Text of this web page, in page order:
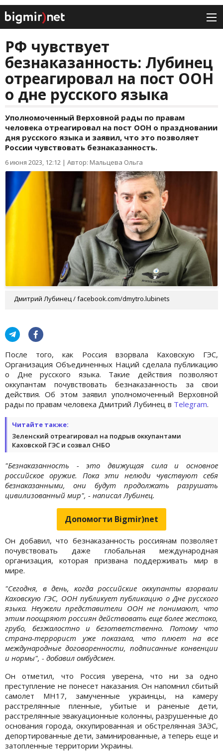
РФ чувствует
безнаказанность: Лубинец
отреагировал на пост ООН
о дне русского языка
Уполномоченный Верховной рады по правам
человека отреагировал на пост ООН о праздновании
дня русского языка и заявил, что это позволяет
России чувствовать безнаказанность.
6 июня 2023, 12:12 | Автор: Мальцева Ольга
Дмитрий Лубинец / facebook.com/dmytro.lubinets
После того, как Россия взорвала Каховскую ГЭС,
Организация Объединенных Наций сделала публикацию
о Дне русского языка. Такие действия позволяют
оккупантам почувствовать безнаказанность за свои
действия. Об этом заявил уполномоченный Верховной
рады по правам человека Дмитрий Лубинец в Telegram.
Читайте также:
Зеленский отреагировал на подрыв оккупантами
Каховской ГЭС и созвал СНБО
"Безнаказанность - это движущая сила и основное
российское оружие. Пока эти нелюди чувствуют себя
безнаказанными, они будут продолжать разрушать
цивилизованный мир", - написал Лубинец.
Допомогти Bigmir)net
Он добавил, что безнаказанность россиянам позволяет
почувствовать даже глобальная международная
организация, которая призвана поддерживать мир в
мире.
"Сегодня, в день, когда российские оккупанты взорвали
Каховскую ГЭС, ООН публикует публикацию о Дне русского
языка. Неужели представители ООН не понимают, что
этим поощряют россиян действовать еще более жестоко,
грубо, безжалостно и безответственно. Потому что
страна-террорист уже показала, что плюет на все
международные договоренности, подписанные конвенции
и нормы", - добавил омбудсмен.
Он отметил, что Россия уверена, что ни за одно
преступление не понесет наказания. Он напомнил сбитый
самолет МН17, замученные украинцы, на камеру
расстрелянные пленные, убитые и раненые дети,
расстрелянные эвакуационные колонны, разрушенные до
основания города, оккупированная и обстрелянная ЗАЭС,
депортированные дети, заминированные, а теперь еще и
затопленные территории Украины.